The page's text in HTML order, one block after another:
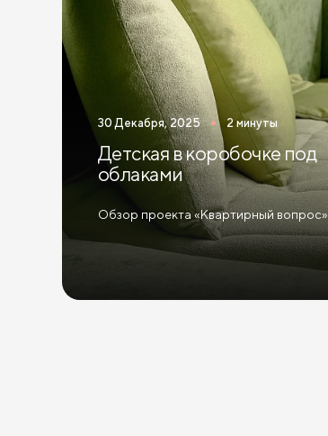
30 Декабря, 2025 2 минуты
Детская в коробочке под
облаками
Обзор проекта «Квартирный вопрос»